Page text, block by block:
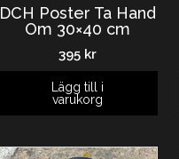
DCH Poster Ta Hand
Om 30×40 cm
395 kr
Lägg till i
varukorg